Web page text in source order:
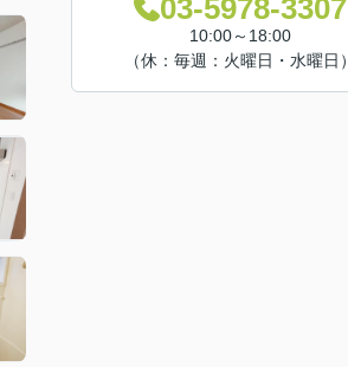
03-5978-3307
10:00～18:00
（休：毎週：火曜日・水曜日）